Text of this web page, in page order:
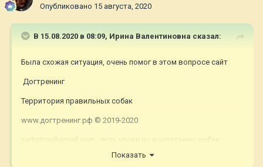
Опубликовано 15 августа, 2020
В 15.08.2020 в 08:09, Ирина Валентиновна сказал:
Была схожая ситуация, очень помог в этом вопросе сайт
Догтренинг
Территория правильных собак
www.догтренинг.рф © 2019-2020
sartisticu@gmail.com, есть уроки по воспитанию собак,
Показать